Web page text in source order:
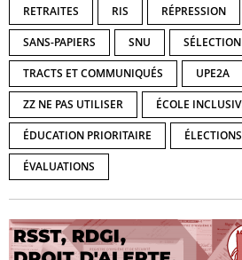
RETRAITES RIS RÉPRESSION
SANS-PAPIERS SNU SÉLECTION
TRACTS ET COMMUNIQUÉS UPE2A
ZZ NE PAS UTILISER ÉCOLE
ÉDUCATION PRIORITAIRE
ÉVALUATIONS